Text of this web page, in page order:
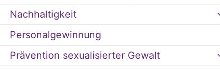
Nachhaltigkeit
Personalgewinnung
Prävention sexualisierter Gewalt